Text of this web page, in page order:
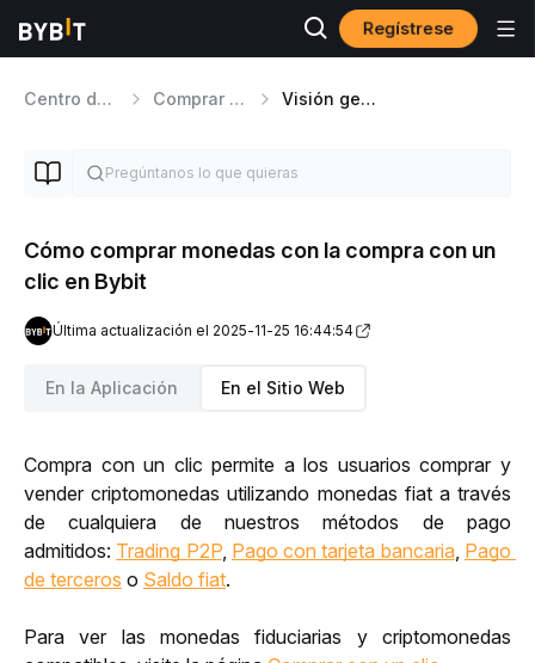
Regístrese
Centro de ayuda Comprar Cripto Visión general
Cómo comprar monedas con la compra con un
clic en Bybit
Última actualización el 2025-11-25 16:44:54
En la Aplicación En el Sitio Web
Compra con un clic permite a los usuarios comprar y
vender criptomonedas utilizando monedas fiat a través
de cualquiera de nuestros métodos de pago
admitidos: Trading P2P, Pago con tarjeta bancaria, Pago
de terceros o Saldo fiat.
Para ver las monedas fiduciarias y criptomonedas